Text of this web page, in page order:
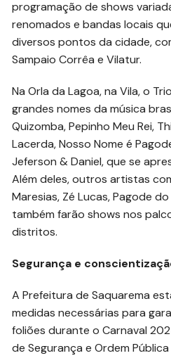
programação de shows
renomados e bandas locais
diversos pontos da cidade,
Sampaio Corrêa e Vilatur.
Na Orla da Lagoa, na Vila, o
grandes nomes da música
Quizomba, Pepinho Meu Rei,
Lacerda, Nosso Nome é
Jeferson & Daniel, que se
Além deles, outros artistas
Maresias, Zé Lucas, Pagode
também farão shows nos
distritos.
Segurança e
A Prefeitura de Saquarema
medidas necessárias para
foliões durante o Carnaval
de Segurança e Ordem